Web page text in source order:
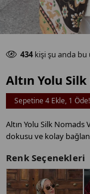
Son 24 saat içinde
434kişi şu anda
Altın Yolu
Sepetine 4 Ekle, 1
Altın Yolu Silk Nomads
dokusu ve kolay
Renk Seçenekleri